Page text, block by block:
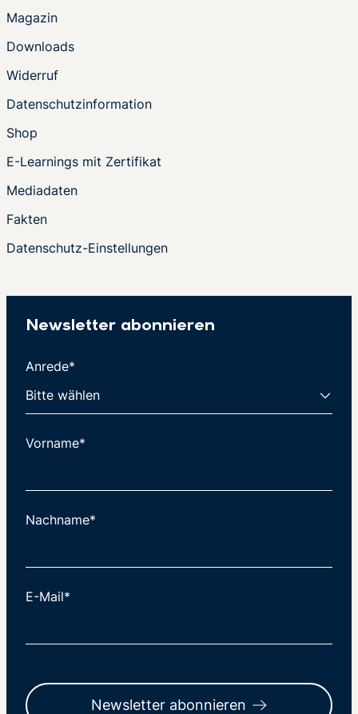
Magazin
Downloads
Widerruf
Datenschutzinformation
Shop
E-Learnings mit Zertifikat
Mediadaten
Fakten
Datenschutz-Einstellungen
Newsletter abonnieren
Anrede*
Vorname*
Nachname*
E-Mail*
Newsletter abonnieren